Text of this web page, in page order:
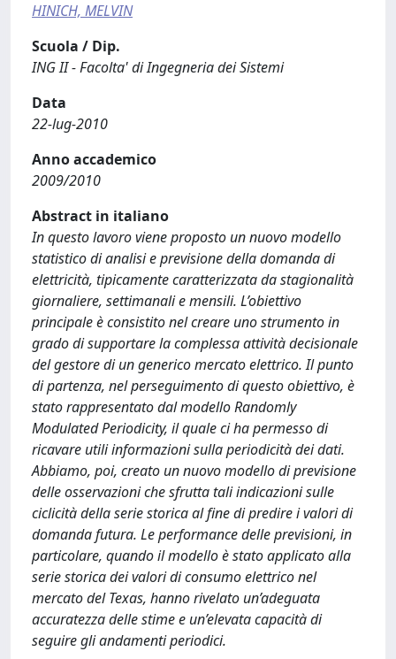
HINICH, MELVIN
Scuola / Dip.
ING II - Facolta' di Ingegneria dei Sistemi
Data
22-lug-2010
Anno accademico
2009/2010
Abstract in italiano
In questo lavoro viene proposto un nuovo modello
statistico di analisi e previsione della domanda di
elettricità, tipicamente caratterizzata da stagionalità
giornaliere, settimanali e mensili. L’obiettivo
principale è consistito nel creare uno strumento in
grado di supportare la complessa attività decisionale
del gestore di un generico mercato elettrico. Il punto
di partenza, nel perseguimento di questo obiettivo, è
stato rappresentato dal modello Randomly
Modulated Periodicity, il quale ci ha permesso di
ricavare utili informazioni sulla periodicità dei dati.
Abbiamo, poi, creato un nuovo modello di previsione
delle osservazioni che sfrutta tali indicazioni sulle
ciclicità della serie storica al fine di predire i valori di
domanda futura. Le performance delle previsioni, in
particolare, quando il modello è stato applicato alla
serie storica dei valori di consumo elettrico nel
mercato del Texas, hanno rivelato un’adeguata
accuratezza delle stime e un’elevata capacità di
seguire gli andamenti periodici.